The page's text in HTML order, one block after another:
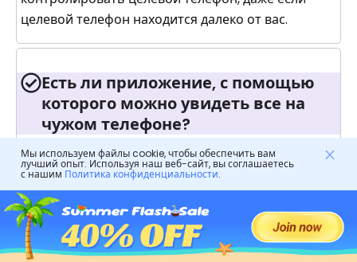
целевой телефон находится далеко от вас.
Есть ли приложение, с помощью
которого можно увидеть все на
чужом телефоне?
Да, функция зеркалирование экрана от FlashGet
Kids покажет вам все на чужом телефоне.
Требует ли бесплатное шпионское
Мы используем файлы cookie, чтобы обеспечить вам
лучший опыт. Используя наш веб-сайт, вы соглашаетесь
с нашим Политика конфиденциальности.